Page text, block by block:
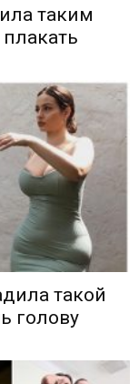
таким
такой
голову